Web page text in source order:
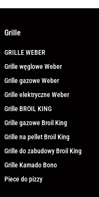
Grille
GRILLE WEBER
Grille węglowe Weber
Grille gazowe Weber
Grille elektryczne Weber
Grille BROIL KING
Grille gazowe Broil King
Grille na pellet Broil King
Grille do zabudowy Broil King
Grille Kamado Bono
Piece do pizzy